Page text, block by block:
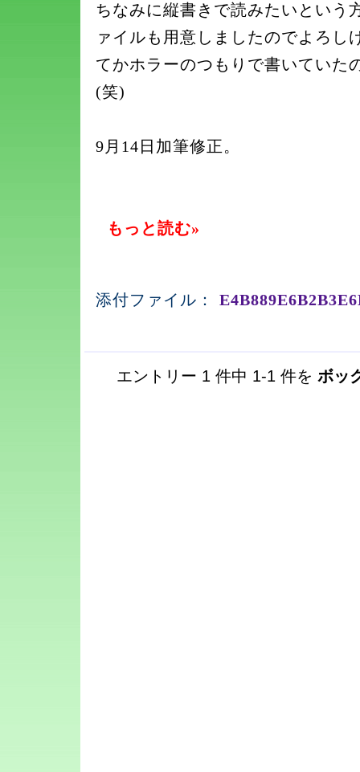
ちなみに縦書きで読みたいという
ァイルも用意しましたのでよろし
てかホラーのつもりで書いてい
(笑)
9月14日加筆修正。
もっと読む»
添付ファイル：
エントリー 1 件中 1-1 件を ボッ